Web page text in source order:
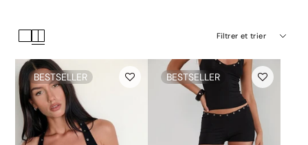
Filtrer et trier
BESTSELLER BESTSELLER